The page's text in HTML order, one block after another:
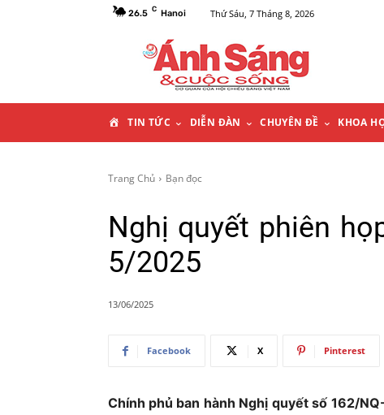
26.5 C Hanoi Thứ Sáu, 7 Tháng 8, 2026
N
G
H
TIN TỨC DIỄN ĐÀN CHUYÊN ĐỀ KHOA
Trang Chủ Bạn đọc
Nghị quyết phiên
5/2025
13/06/2025
Facebook X Pinterest
Chính phủ ban hành Nghị quyết số 162/